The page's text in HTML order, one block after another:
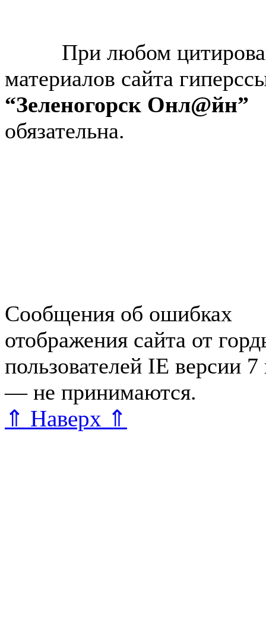
При любом
материалов сайта
“Зеленогорск Онл@йн”
обязательна.
Сообщения об ошибках
отображения сайта от
пользователей IE версии
— не принимаются.
⇑ Наверх ⇑